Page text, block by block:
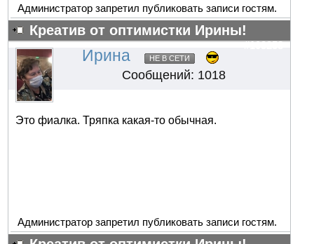
Администратор запретил публиковать записи гостям.
Креатив от оптимистки Ирины!
#103258
Ирина НЕ В СЕТИ
Сообщений: 1018
Это фиалка. Тряпка какая-то обычная.
Администратор запретил публиковать записи гостям.